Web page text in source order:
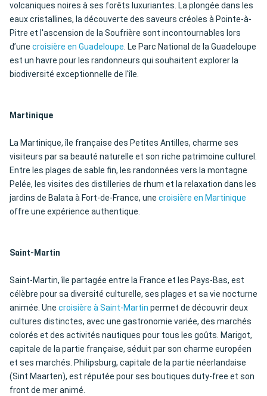
volcaniques noires à ses forêts luxuriantes. La plongée dans les
eaux cristallines, la découverte des saveurs créoles à Pointe-à-
Pitre et l'ascension de la Soufrière sont incontournables lors
d’une croisière en Guadeloupe. Le Parc National de la Guadeloupe
est un havre pour les randonneurs qui souhaitent explorer la
biodiversité exceptionnelle de l'île.
Martinique
La Martinique, île française des Petites Antilles, charme ses
visiteurs par sa beauté naturelle et son riche patrimoine culturel.
Entre les plages de sable fin, les randonnées vers la montagne
Pelée, les visites des distilleries de rhum et la relaxation dans les
jardins de Balata à Fort-de-France, une croisière en Martinique
offre une expérience authentique.
Saint-Martin
Saint-Martin, île partagée entre la France et les Pays-Bas, est
célèbre pour sa diversité culturelle, ses plages et sa vie nocturne
animée. Une croisière à Saint-Martin permet de découvrir deux
cultures distinctes, avec une gastronomie variée, des marchés
colorés et des activités nautiques pour tous les goûts. Marigot,
capitale de la partie française, séduit par son charme européen
et ses marchés. Philipsburg, capitale de la partie néerlandaise
(Sint Maarten), est réputée pour ses boutiques duty-free et son
front de mer animé.